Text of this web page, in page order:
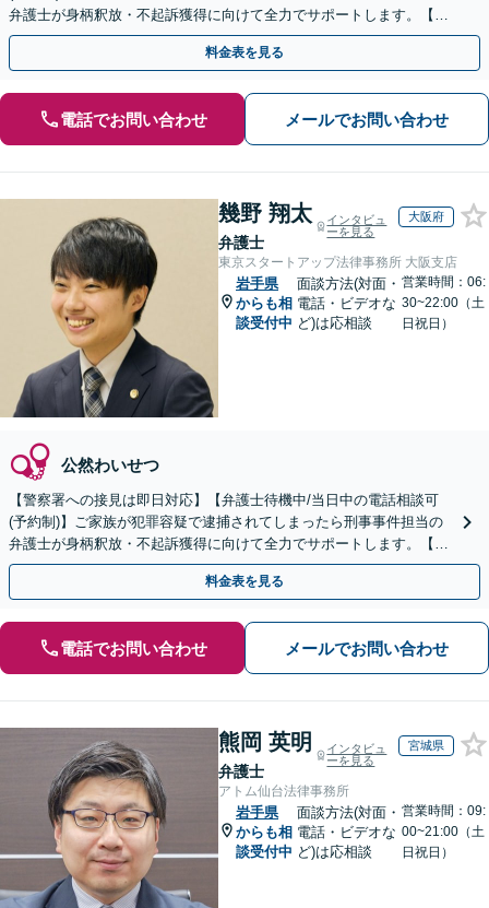
弁護士が身柄釈放・不起訴獲得に向けて全力でサポートします。【毎
月100名以上の相談実績】【全国対応】
料金表を見る
電話でお問い合わせ メールでお問い合わせ
幾野 翔太
弁護士
インタビュ
ーを見る
大阪府
東京スタートアップ法律事務所 大阪支店
岩手県
からも相
談受付中
面談方法(対面・
電話・ビデオな
ど)は応相談
営業時間：06:
30~22:00（土
日祝日）
公然わいせつ
【警察署への接見は即日対応】【弁護士待機中/当日中の電話相談可
(予約制)】ご家族が犯罪容疑で逮捕されてしまったら刑事事件担当の
弁護士が身柄釈放・不起訴獲得に向けて全力でサポートします。【毎
月100名以上の相談実績】【全国対応】
料金表を見る
電話でお問い合わせ メールでお問い合わせ
熊岡 英明
弁護士
インタビュ
ーを見る
宮城県
アトム仙台法律事務所
岩手県
からも相
談受付中
面談方法(対面・
電話・ビデオな
ど)は応相談
営業時間：09:
00~21:00（土
日祝日）